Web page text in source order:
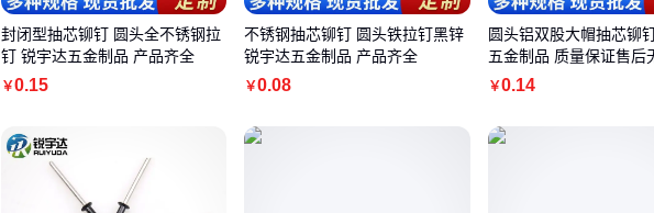
封闭型抽芯铆钉 圆头全不锈钢拉
钉 锐宇达五金制品 产品齐全
￥0.15
不锈钢抽芯铆钉 圆头铁拉钉黑锌
锐宇达五金制品 产品齐全
￥0.08
圆头铝双股大帽抽芯铆
五金制品 质量保证售后
￥0.14